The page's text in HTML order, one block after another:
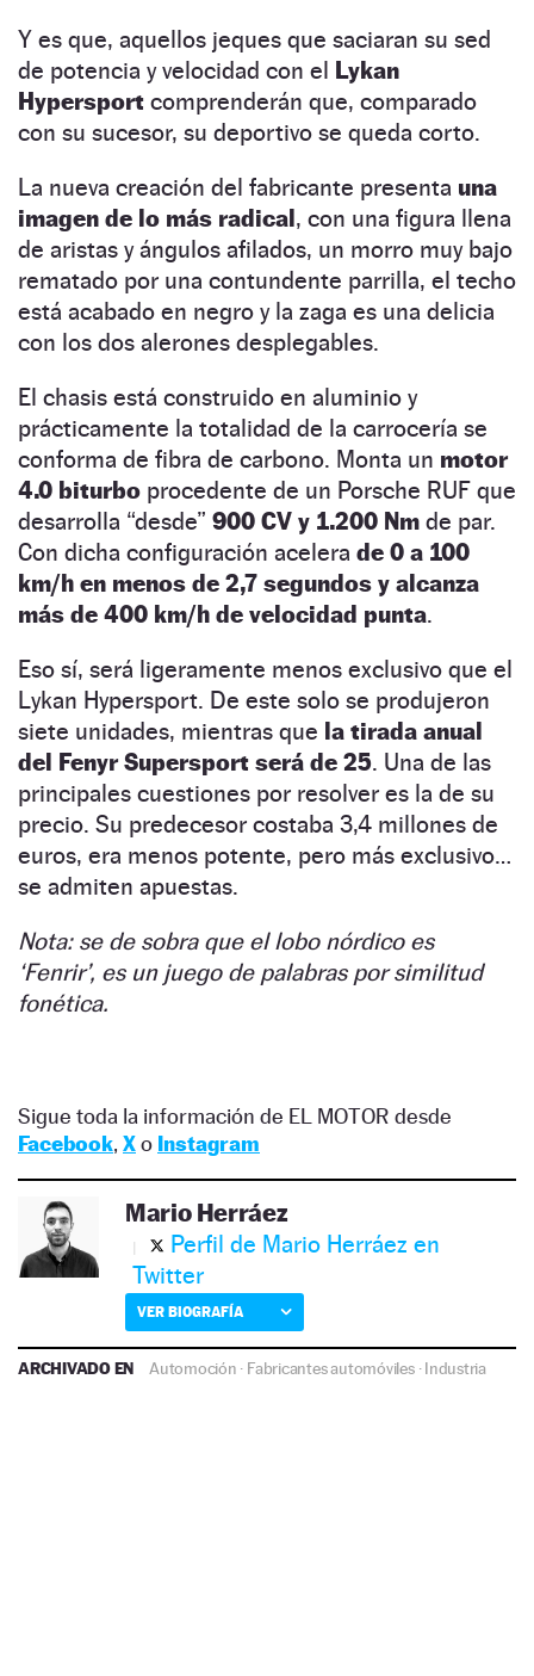
Y es que, aquellos jeques que saciaran su sed
de potencia y velocidad con el Lykan
Hypersport comprenderán que, comparado
con su sucesor, su deportivo se queda corto.
La nueva creación del fabricante presenta una
imagen de lo más radical, con una figura llena
de aristas y ángulos afilados, un morro muy bajo
rematado por una contundente parrilla, el techo
está acabado en negro y la zaga es una delicia
con los dos alerones desplegables.
El chasis está construido en aluminio y
prácticamente la totalidad de la carrocería se
conforma de fibra de carbono. Monta un motor
4.0 biturbo procedente de un Porsche RUF que
desarrolla “desde” 900 CV y 1.200 Nm de par.
Con dicha configuración acelera de 0 a 100
km/h en menos de 2,7 segundos y alcanza
más de 400 km/h de velocidad punta.
Eso sí, será ligeramente menos exclusivo que el
Lykan Hypersport. De este solo se produjeron
siete unidades, mientras que la tirada anual
del Fenyr Supersport será de 25. Una de las
principales cuestiones por resolver es la de su
precio. Su predecesor costaba 3,4 millones de
euros, era menos potente, pero más exclusivo…
se admiten apuestas.
Nota: se de sobra que el lobo nórdico es
‘Fenrir’, es un juego de palabras por similitud
fonética.
Sigue toda la información de EL MOTOR desde
Facebook, Xo Instagram
Mario Herráez
Perfil de Mario Herráez en
Twitter
VER BIOGRAFÍA
ARCHIVADO EN Automoción · Fabricantes automóviles·Industria